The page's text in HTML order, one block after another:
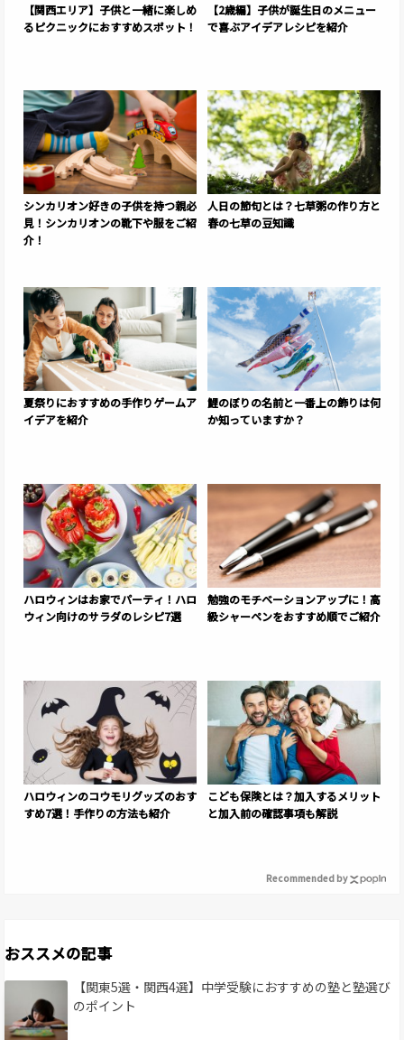
【関西エリア】子供と一緒に楽しめ
るピクニックにおすすめスポット！
【2歳編】子供が誕生日のメニュー
で喜ぶアイデアレシピを紹介
シンカリオン好きの子供を持つ親必
見！シンカリオンの靴下や服をご紹
介！
人日の節句とは？七草粥の作り方と
春の七草の豆知識
夏祭りにおすすめの手作りゲームア
イデアを紹介
鯉のぼりの名前と一番上の飾りは何
か知っていますか？
ハロウィンはお家でパーティ！ハロ
ウィン向けのサラダのレシピ7選
勉強のモチベーションアップに！高
級シャーペンをおすすめ順でご紹介
ハロウィンのコウモリグッズのおす
すめ7選！手作りの方法も紹介
こども保険とは？加入するメリット
と加入前の確認事項も解説
Recommended by
おススメの記事
【関東5選・関西4選】中学受験におすすめの塾と塾選び
のポイント